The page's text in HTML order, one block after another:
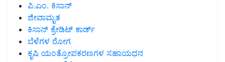
ಜೀವಾಮೃತ
ಕಿಸಾನ್ ಕ್ರೇಡಿಟ್ ಕಾರ್ಡ್
ಬೆಳೆಗಳ ರೋಗ
ಕೃಷಿ ಯಂತ್ರೋಪಕರಣಗಳ ಸಹಾಯಧನ
ಆಡು ಸಾಕಾಣಿಕೆ